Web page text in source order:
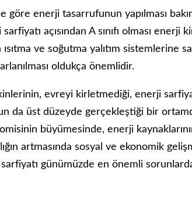
enerji tasarrufunun yapılması
açısından A sınıfı olması enerji
ve soğutma yalıtım sistemlerine
oldukça önemlidir.
evreyi kirletmediği, enerji
da üst düzeyde gerçekleştiği bir
büyümesinde, enerji
artmasında sosyal ve ekonomik
günümüzde en önemli